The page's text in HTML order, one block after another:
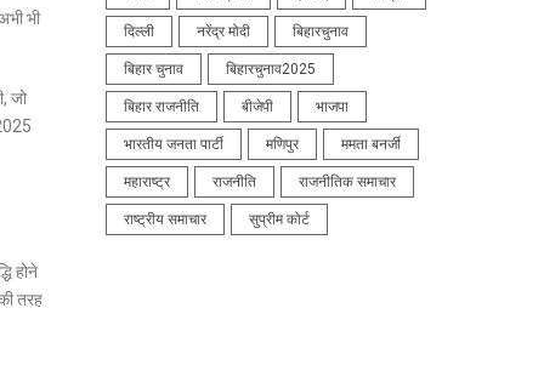
भी
जो
होने
तरह
दिल्ली नरेंद्र मोदी बिहारचुनाव
बिहार चुनाव बिहारचुनाव2025
बिहार राजनीति बीजेपी भाजपा
भारतीय जनता पार्टी मणिपुर ममता बनर्जी
महाराष्ट्र राजनीति राजनीतिक समाचार
राष्ट्रीय समाचार सुप्रीम कोर्ट